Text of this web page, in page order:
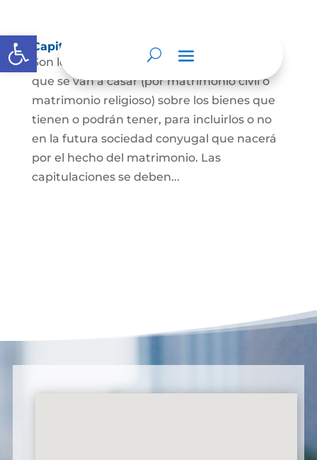
Abrir barra de herramientas
Capitulaciones Matrimoniales
Son los acuerdos que hacen las personas
que se van a casar (por matrimonio civil o
matrimonio religioso) sobre los bienes que
tienen o podrán tener, para incluirlos o no
en la futura sociedad conyugal que nacerá
por el hecho del matrimonio. Las
capitulaciones se deben...